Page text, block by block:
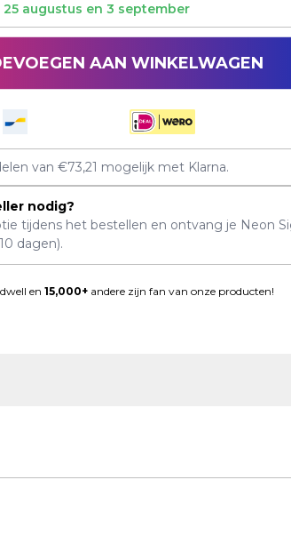
25 augustus en 3 september
AAN WINKELWAGEN
van€73,21 mogelijk met Klarna.
nodig?
tijdens het bestellen en ontvang je Neon
dagen).
en 15,000+andere zijn fan van onze producten!